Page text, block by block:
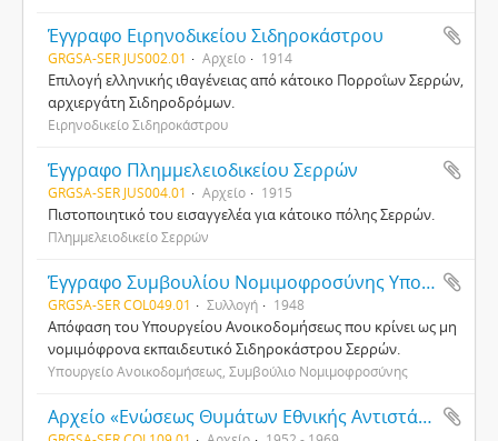
Έγγραφο Ειρηνοδικείου Σιδηροκάστρου
GRGSA-SER JUS002.01 Αρχείο 1914
Επιλογή ελληνικής ιθαγένειας από κάτοικο Πορροΐων Σερρών,
αρχιεργάτη Σιδηροδρόμων.
Ειρηνοδικείο Σιδηροκάστρου
Έγγραφο Πλημμελειοδικείου Σερρών
GRGSA-SER JUS004.01 Αρχείο 1915
Πιστοποιητικό του εισαγγελέα για κάτοικο πόλης Σερρών.
Πλημμελειοδικείο Σερρών
Έγγραφο Συμβουλίου Νομιμοφροσύνης Υπουργείου Ανοικοδομήσεως
GRGSA-SER COL049.01 Συλλογή 1948
Απόφαση του Υπουργείου Ανοικοδομήσεως που κρίνει ως μη
νομιμόφρονα εκπαιδευτικό Σιδηροκάστρου Σερρών.
Υπουργείο Ανοικοδομήσεως, Συμβούλιο Νομιμοφροσύνης
Αρχείο «Ενώσεως Θυμάτων Εθνικής Αντιστάσεως Ν. Σερρών 1941 και εντεύθεν»